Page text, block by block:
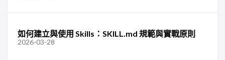
如何建立與使用 Skills：SKILL.md 規範與實戰原則
2026-03-28